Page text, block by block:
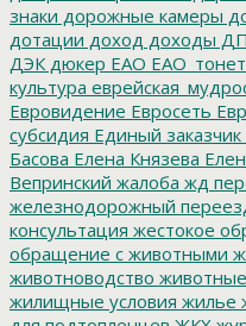
знаки дорожные камеры
дотации доход доходы
ДЭК дюкер ЕАО ЕАО_тонет
культура
Евровидение Евросеть
субсидия Единый заказчик
Басова Елена Князева
Вепринский жалоба жд
железнодорожный
консультация жестокое
обращение с животными
животноводство животные
жилищные условия жилье